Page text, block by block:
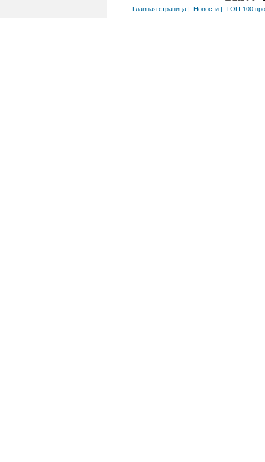
Главная страница| Новости| ТОП-100